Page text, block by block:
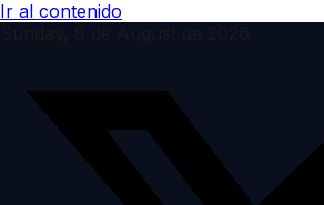
Ir al contenido